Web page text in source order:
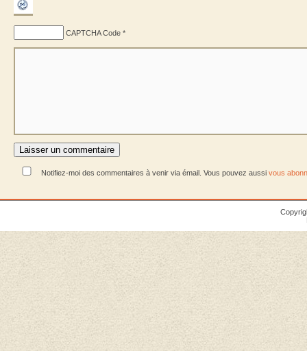
CAPTCHA Code *
Notifiez-moi des commentaires à venir via émail. Vous pouvez aussi vous